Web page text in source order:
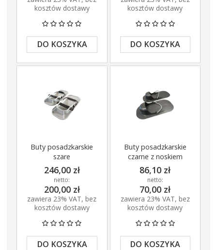
kosztów dostawy
DO KOSZYKA
kosztów dostawy
DO KOSZYKA
Buty posadzkarskie
szare
246,00 zł
netto:
200,00 zł
zawiera 23% VAT, bez
kosztów dostawy
DO KOSZYKA
Buty posadzkarskie
czarne z noskiem
86,10 zł
netto:
70,00 zł
zawiera 23% VAT, bez
kosztów dostawy
DO KOSZYKA